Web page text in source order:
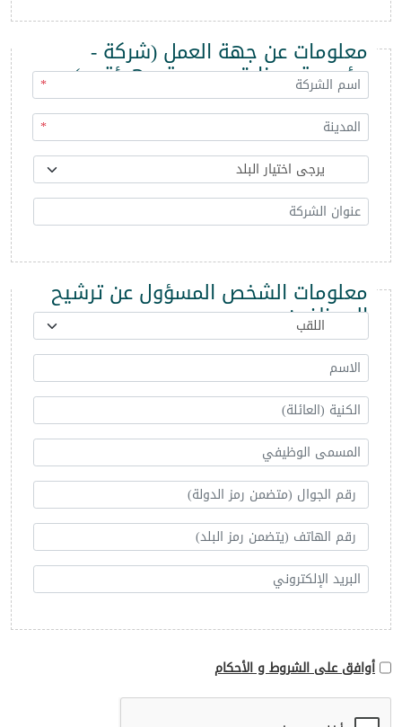
معلومات عن جهة العمل (شركة -
مؤسسة - وزارة - مديرية - هيئة ...)
*
*
معلومات الشخص المسؤول عن ترشيح
الموظفين
أوافق على الشروط و الأحكام